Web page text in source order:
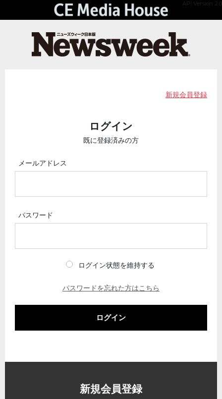
API Version 2.0
新規会員登録
ログイン
既に登録済みの方
メールアドレス
パスワード
ログイン状態を維持する
パスワードを忘れた方はこちら
ログイン
新規会員登録